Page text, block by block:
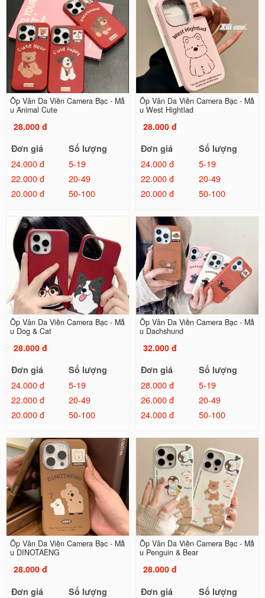
Ốp Vân Da Viền Camera Bạc - Mẫ
u Animal Cute
28.000 đ
Đơn giá
Số lượng
24.000 đ
5-19
22.000 đ
20-49
20.000 đ
50-100
Ốp Vân Da Viền Camera Bạc - Mẫ
u West Hightlad
28.000 đ
Đơn giá
Số lượng
24.000 đ
5-19
22.000 đ
20-49
20.000 đ
50-100
Ốp Vân Da Viền Camera Bạc - Mẫ
u Dog & Cat
28.000 đ
Đơn giá
Số lượng
24.000 đ
5-19
22.000 đ
20-49
20.000 đ
50-100
Ốp Vân Da Viền Camera Bạc - Mẫ
u Dachshund
32.000 đ
Đơn giá
Số lượng
28.000 đ
5-19
26.000 đ
20-49
24.000 đ
50-100
Ốp Vân Da Viền Camera Bạc - Mẫ
u DINOTAENG
28.000 đ
Đơn giá
Số lượng
Ốp Vân Da Viền Camera Bạc - Mẫ
u Penguin & Bear
28.000 đ
Đơn giá
Số lượng